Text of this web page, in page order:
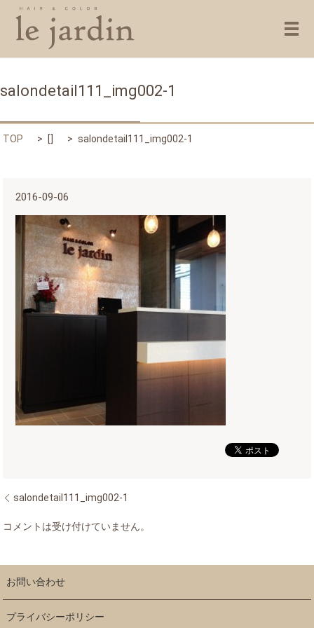
メ
salondetail111_img002-1
TOP [] salondetail111_img002-1
2016-09-06
salondetail111_img002-1
コメントは受け付けていません。
お問い合わせ
プライバシーポリシー